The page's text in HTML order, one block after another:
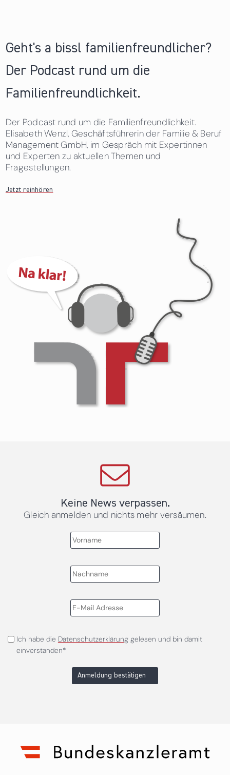
Geht's a bissl familienfreundlicher?
Der Podcast rund um die
Familienfreundlichkeit.
Der Podcast rund um die Familienfreundlichkeit.
Elisabeth Wenzl, Geschäftsführerin der Familie & Beruf
Management GmbH, im Gespräch mit Expertinnen
und Experten zu aktuellen Themen und
Fragestellungen.
Jetzt reinhören
Keine News verpassen.
Gleich anmelden und nichts mehr versäumen.
Ich habe die Datenschutzerklärunggelesen und bin damit
einverstanden*
Anmeldung bestätigen